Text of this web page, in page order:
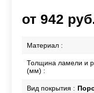
от 942
Материал :
Толщина ламели и
(мм) :
Вид покрытия :